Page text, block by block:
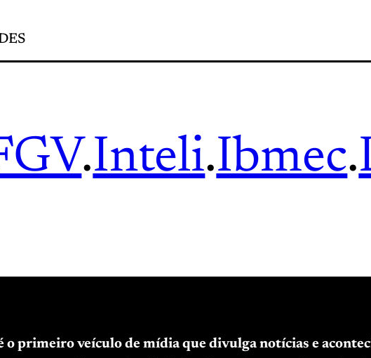
.Inteli.Ibmec.
primeiro veículo de mídia que divulga notícias e